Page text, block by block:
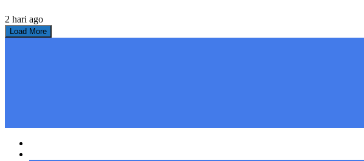
2 hari ago
Load More